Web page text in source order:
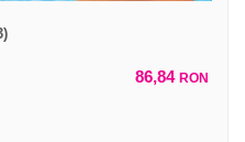
86,84 RON